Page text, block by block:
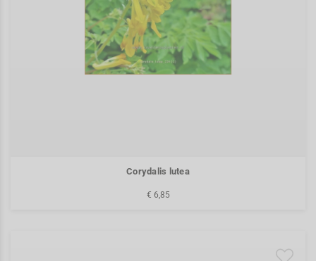
Corydalis lutea
€ 6,85